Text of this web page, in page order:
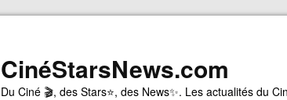
CinéStarsNews.com
Du Ciné 🎬, des Stars⭐, des News✨. Les actualités du